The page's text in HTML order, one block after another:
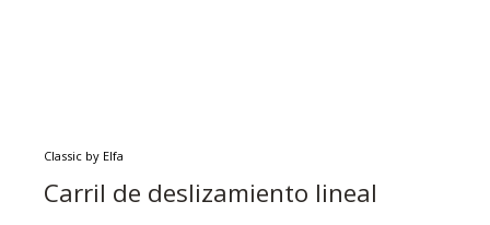
Classic by Elfa
Carril de deslizamiento lineal